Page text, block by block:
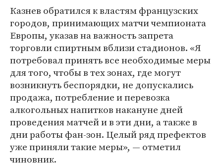
Казнев обратился к властям французских
городов, принимающих матчи чемпионата
Европы, указав на важность запрета
торговли спиртным вблизи стадионов. «Я
потребовал принять все необходимые меры
для того, чтобы в тех зонах, где могут
возникнуть беспорядки, не допускались
продажа, потребление и перевозка
алкогольных напитков накануне дней
проведения матчей и в эти дни, а также в
дни работы фан-зон. Целый ряд префектов
уже приняли такие меры», — отметил
чиновник.